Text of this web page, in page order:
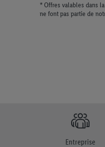
* Offres valables dans
ne font pas partie de
Entreprise